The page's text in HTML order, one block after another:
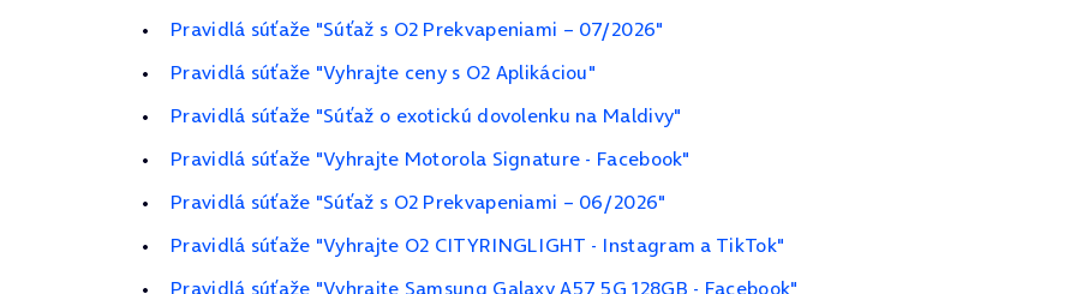
Pravidlá súťaže "Súťaž s O2 Prekvapeniami – 07/2026"
Pravidlá súťaže "Vyhrajte ceny s O2 Aplikáciou"
Pravidlá súťaže "Súťaž o exotickú dovolenku na Maldivy"
Pravidlá súťaže "Vyhrajte Motorola Signature - Facebook"
Pravidlá súťaže "Súťaž s O2 Prekvapeniami – 06/2026"
Pravidlá súťaže "Vyhrajte O2 CITYRINGLIGHT - Instagram a TikTok"
Pravidlá súťaže "Vyhrajte Samsung Galaxy A57 5G 128GB - Facebook"